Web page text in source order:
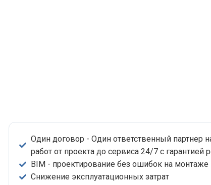
Один договор - Один ответственный партнер
работ от проекта до сервиса 24/7 с гарантией
BIM - проектирование без ошибок на монтаже
Снижение эксплуатационных затрат